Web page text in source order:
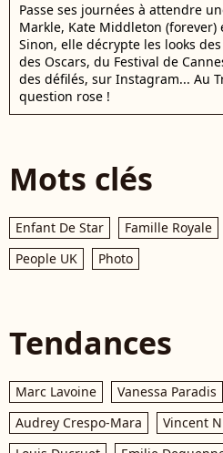
Passe ses journées à attendre
Markle, Kate Middleton (forever)
Sinon, elle décrypte les looks
des Oscars, du Festival de
des défilés, sur Instagram... Au
question rose !
Mots clés
Enfant De Star Famille Royale
People UK
Photo
Tendances
Marc Lavoine Vanessa Paradis
Audrey Crespo-Mara
Vincent